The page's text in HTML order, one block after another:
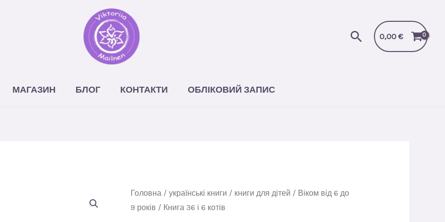
Пошук
0,00 €
МАГАЗИН БЛОГ КОНТАКТИ ОБЛІКОВИЙ ЗАПИС
Головна/ українські книги / книги для дітей / Віком від 6 до
9 років / Книга 36 і 6 котів